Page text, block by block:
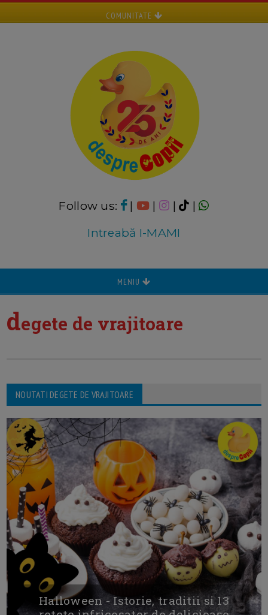
COMUNITATE
Follow us: | | |
|
Intreabă I-MAMI
MENIU
degete de vrajitoare
NOUTATI DEGETE DE VRAJITOARE
Halloween - Istorie, traditii si 13